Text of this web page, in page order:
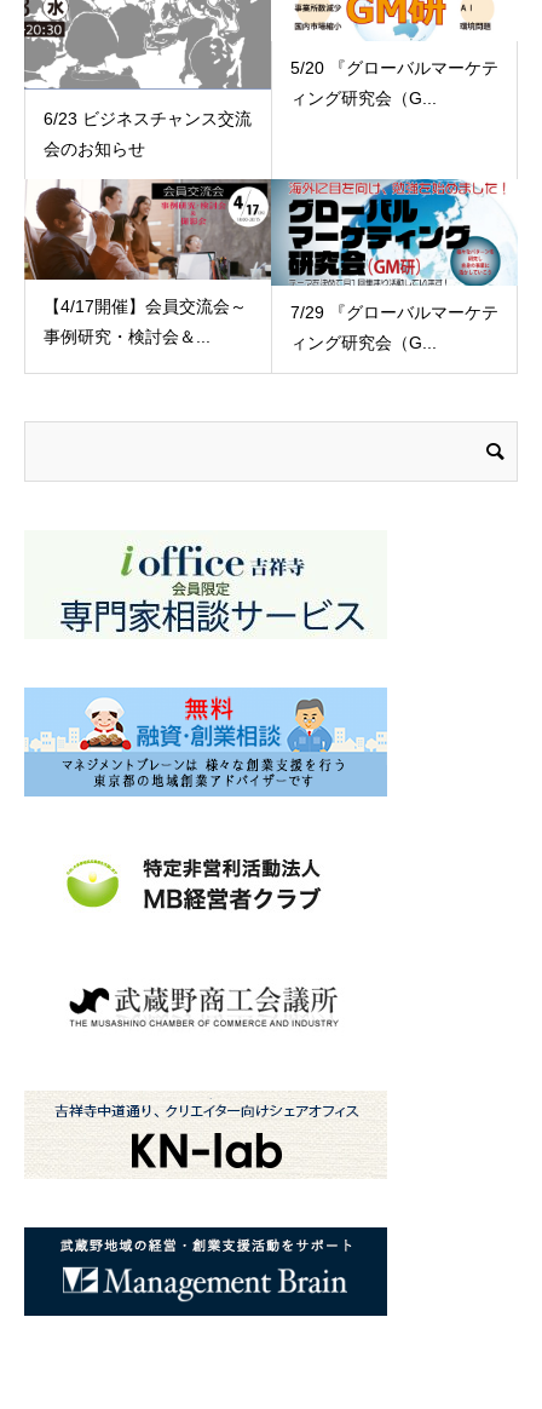
6/23 ビジネスチャンス交流
会のお知らせ
5/20 『グローバルマーケテ
ィング研究会（G...
【4/17開催】会員交流会～
事例研究・検討会＆...
7/29 『グローバルマーケテ
ィング研究会（G...